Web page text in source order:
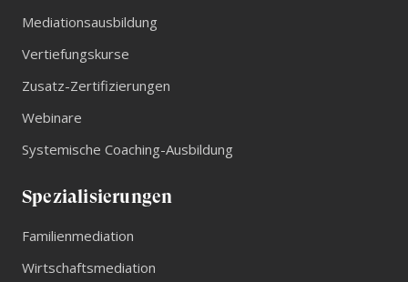
Mediationsausbildung
Vertiefungskurse
Zusatz-Zertifizierungen
Webinare
Systemische Coaching-Ausbildung
Spezialisierungen
Familienmediation
Wirtschaftsmediation